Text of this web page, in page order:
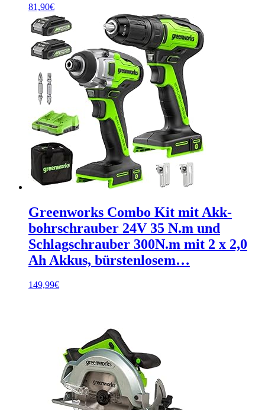
81,90€
Greenworks Combo Kit mit Akk-
bohrschrauber 24V 35 N.m und
Schlagschrauber 300N.m mit 2 x 2,0
Ah Akkus, bürstenlosem…
149,99€